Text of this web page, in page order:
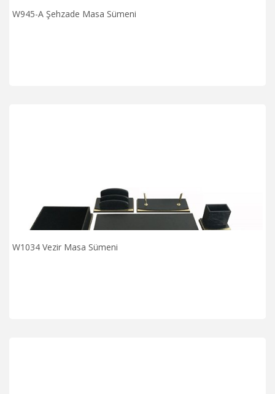
W945-A Şehzade Masa Sümeni
W1034 Vezir Masa Sümeni